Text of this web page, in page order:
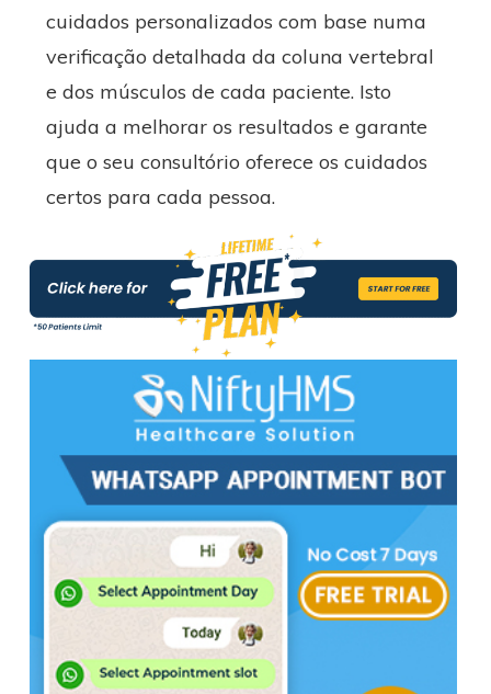
cuidados personalizados com base numa
verificação detalhada da coluna vertebral
e dos músculos de cada paciente. Isto
ajuda a melhorar os resultados e garante
que o seu consultório oferece os cuidados
certos para cada pessoa.